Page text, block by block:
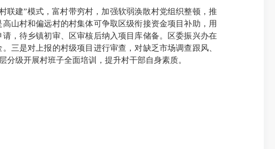
建”模式，富村带穷村，加强软弱涣散村党组织整顿，推
山村和偏远村的村集体可争取区级衔接资金项目补助，用
，待乡镇初审、区审核后纳入项目库储备。区委振兴办在
三是对上报的村级项目进行审查，对缺乏市场调查跟风、
级开展村班子全面培训，提升村干部自身素质。